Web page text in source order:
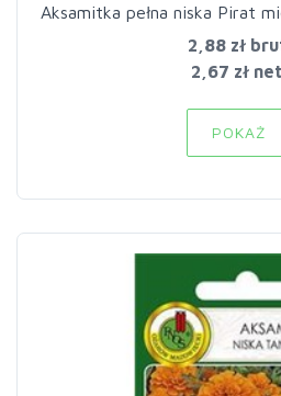
Aksamitka pełna niska Pirat
2,88 zł
2,67 zł
POKAŻ